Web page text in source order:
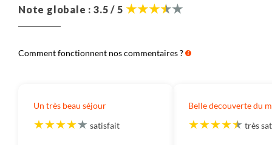
Note globale : 3.5 / 5
Comment fonctionnent nos commentaires ?
Un très beau séjour
satisfait
Belle decouverte du
très